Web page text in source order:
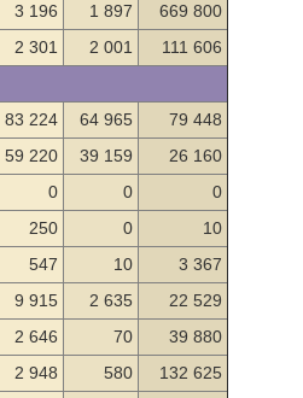
3 196 1 897
669 800
2 301 2 001
111 606
83 224 64 965
79 448
59 220 39 159
26 160
0 0
0
250 0
10
547 10
3 367
9 915 2 635
22 529
2 646 70
39 880
2 948 580
132 625